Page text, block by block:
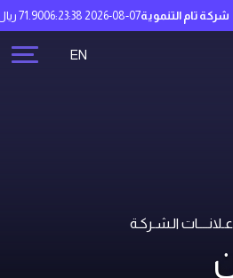
تام التنموية2026-08-07 06:23:38 71.90 ريال سعودي
EN
الـشـركـة